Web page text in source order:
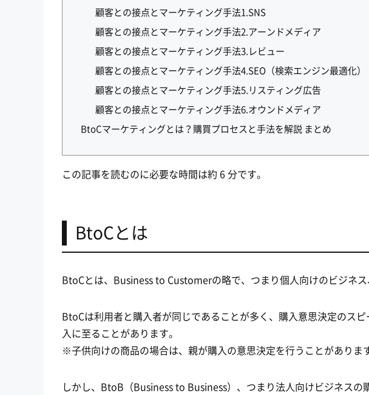
顧客との接点とマーケティング手法1.SNS
顧客との接点とマーケティング手法2.アーンドメディア
顧客との接点とマーケティング手法3.レビュー
顧客との接点とマーケティング手法4.SEO（検索エンジン最適化）
顧客との接点とマーケティング手法5.リスティング広告
顧客との接点とマーケティング手法6.オウンドメディア
BtoCマーケティングとは？購買プロセスと手法を解説 まとめ
この記事を読むのに必要な時間は約 6 分です。
BtoCとは
BtoCとは、Business to Customerの略で、つまり個人向けのビジネス
BtoCは利用者と購入者が同じであることが多く、購入意思決定のス
入に至ることがあります。
※子供向けの商品の場合は、親が購入の意思決定を行うことがありま
しかし、BtoB（Business to Business）、つまり法人向けビジネスの